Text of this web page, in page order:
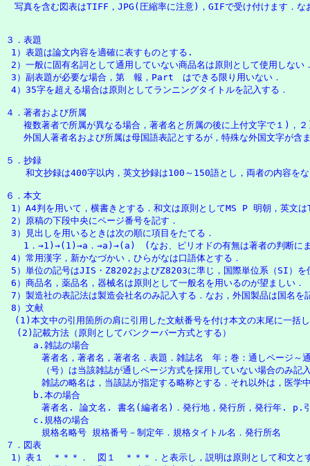
写真を含む図表はTIFF，JPG(圧縮率に注意)，GIFで受け付けます．な
３．表題
1）表題は論文内容を適確に表すものとする.
2）一般に固有名詞として通用していない商品名は原則として使用しない
3）副表題が必要な場合，第　報，Part　はできる限り用いない．
4）35字を超える場合は原則としてランニングタイトルを記入する．
４．著者および所属
複数著者で所属が異なる場合，著者名と所属の後に上付文字で１)，
外国人著者名および所属は母国語表記とするが，特殊な外国文字が含
５．抄録
和文抄録は400字以内，英文抄録は100～150語とし，両者の内容をな
６．本文
1）A4判を用いて，横書きとする．和文は原則としてMS P 明朝，英文
2）原稿の下段中央にページ番号を記す．
3）見出しを用いるときは次の順に項目をたてる．
1．→1)→(1)→a．→a)→(a)　(なお、ピリオドの有無は著者の判断に
4）常用漢字，新かなづかい，ひらがなは口語体とする．
5）単位の記号はJIS・Z8202およびZ8203に準じ，国際単位系（SI）を
6）商品名，薬品名，器械名は原則として一般名を用いるのが望ましい．
7）製造社の表記法は製造会社名のみ記入する．なお，外国製品は国名を
8）文献
(1)本文中の引用箇所の肩に引用した文献番号を付け本文の末尾に一
  (2)記載方法（原則としてバンクーバー方式とする）
     a.雑誌の場合
著者名，著者名，著者名．表題．雑誌名　年；巻：通しページ～通
（号）は当該雑誌が通しページ方式を採用していない場合のみ記
雑誌の略名は，当該誌が指定する略称とする．それ以外は，医学中
     b.本の場合
著者名. 論文名. 書名(編者名)．発行地，発行所，発行年. p.引
     c.規格の場合
規格名略号 規格番号－制定年．規格タイトル名．発行所名
７．図表
1）表１　＊＊＊．　図１　＊＊＊．と表示し，説明は原則として和文と